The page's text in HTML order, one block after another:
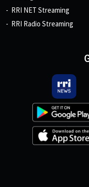
RRI NET Streaming
RRI Radio Streaming